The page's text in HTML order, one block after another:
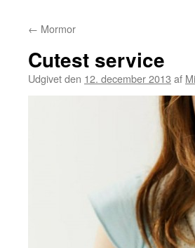
← Mormor
Cutest service
Udgivet den 12. december 2013 af